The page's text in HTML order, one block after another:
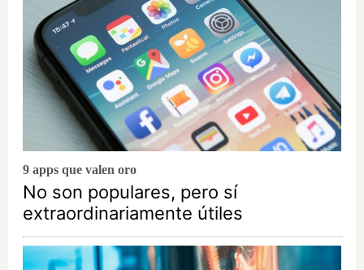
9 apps que valen oro
No son populares, pero sí
extraordinariamente útiles